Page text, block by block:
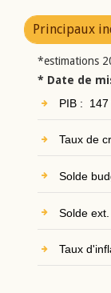
Principaux
*estimations
* Date de
PIB : 147
Taux de
Solde
Solde
Taux